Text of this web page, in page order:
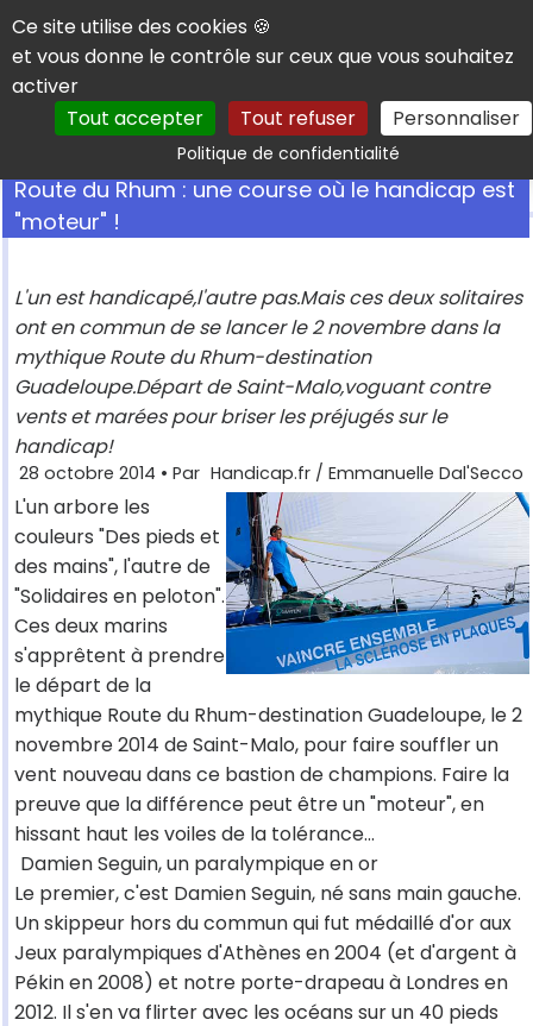
Panneau de gestion des cookies
Ce site utilise des cookies 🍪
et vous donne le contrôle sur ceux que vous souhaitez
activer
Tout accepter
Tout refuser Personnaliser
Politique de confidentialitéRechercher
Route du Rhum : une course où le handicap est
"moteur" !
L'un est handicapé,l'autre pas.Mais ces deux solitaires
ont en commun de se lancer le 2 novembre dans la
mythique Route du Rhum-destination
Guadeloupe.Départ de Saint-Malo,voguant contre
vents et marées pour briser les préjugés sur le
handicap!
28 octobre 2014 • Par Handicap.fr / Emmanuelle Dal'Secco
L'un arbore les
couleurs "Des pieds et
des mains", l'autre de
"Solidaires en peloton".
Ces deux marins
s'apprêtent à prendre
le départ de la
mythique Route du Rhum-destination Guadeloupe, le 2
novembre 2014 de Saint-Malo, pour faire souffler un
vent nouveau dans ce bastion de champions. Faire la
preuve que la différence peut être un "moteur", en
hissant haut les voiles de la tolérance...
Damien Seguin, un paralympique en or
Le premier, c'est Damien Seguin, né sans main gauche.
Un skippeur hors du commun qui fut médaillé d'or aux
Jeux paralympiques d'Athènes en 2004 (et d'argent à
Pékin en 2008) et notre porte-drapeau à Londres en
2012. Il s'en va flirter avec les océans sur un 40 pieds